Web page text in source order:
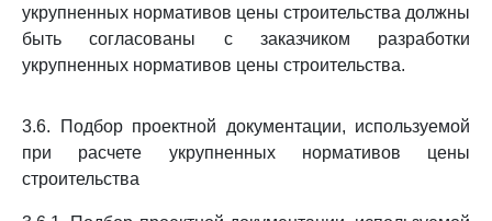
укрупненных нормативов цены строительства должны
быть согласованы с заказчиком разработки
укрупненных нормативов цены строительства.
3.6. Подбор проектной документации, используемой
при расчете укрупненных нормативов цены
строительства